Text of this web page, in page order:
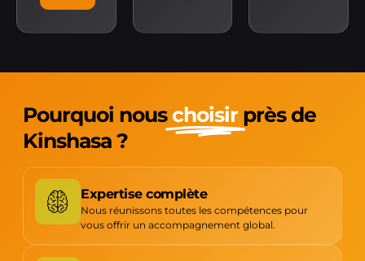
Pourquoi nouschoisir près de
Kinshasa ?
Expertise complète
Nous réunissons toutes les compétences pour
vous offrir un accompagnement global.